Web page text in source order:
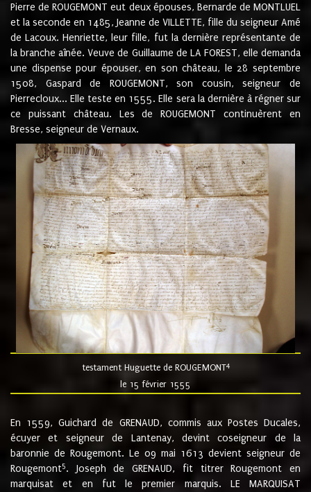
Pierre de ROUGEMONT eut deux épouses, Bernarde de MONTLUEL
et la seconde en 1485, Jeanne de VILLETTE, fille du seigneur Amé
de Lacoux. Henriette, leur fille, fut la dernière représentante de
la branche aînée. Veuve de Guillaume de LA FOREST, elle demanda
une dispense pour épouser, en son château, le 28 septembre
1508, Gaspard de ROUGEMONT, son cousin, seigneur de
Pierrecloux... Elle teste en 1555. Elle sera la dernière à régner sur
ce puissant château. Les de ROUGEMONT continuèrent en
Bresse, seigneur de Vernaux.
testament Huguette de ROUGEMONT4
le 15 février 1555
En 1559, Guichard de GRENAUD, commis aux Postes Ducales,
écuyer et seigneur de Lantenay, devint coseigneur de la
baronnie de Rougemont. Le 09 mai 1613 devient seigneur de
Rougemont5. Joseph de GRENAUD, fit titrer Rougemont en
marquisat et en fut le premier marquis. LE MARQUISAT